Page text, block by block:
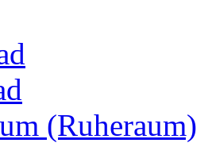
(Ruheraum)